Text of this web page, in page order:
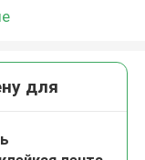
для